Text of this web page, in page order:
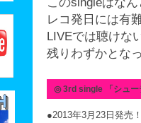
レコ発日には有
LIVEでは聴けな
残りわずかとな
◎ 3rd single 「シュー
●2013年3月23日発